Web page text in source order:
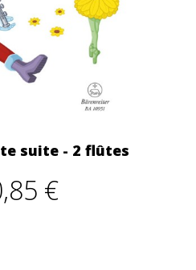
suite - 2 flûtes
€